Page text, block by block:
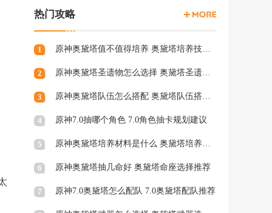
热门攻略
1 原神奥黛塔值不值得培养 奥黛塔培养技巧分享
2 原神奥黛塔圣遗物怎么选择 奥黛塔圣遗物词条选择攻略
3 原神奥黛塔队伍怎么搭配 奥黛塔队伍搭配推荐
4 原神7.0抽哪个角色 7.0角色抽卡规划建议
5 原神奥黛塔培养材料是什么 奥黛塔培养材料一览
6 原神奥黛塔抽几命好 奥黛塔命座选择推荐
7 原神7.0奥黛塔怎么配队 7.0奥黛塔配队推荐